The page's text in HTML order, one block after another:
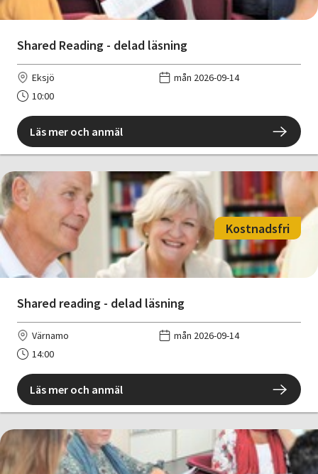
Shared Reading - delad läsning
Eksjö
mån 2026-09-14
10:00
Läs mer och anmäl
Shared reading - delad läsning
Kostnadsfri
Värnamo
mån 2026-09-14
14:00
Läs mer och anmäl